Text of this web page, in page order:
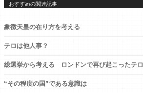
おすすめの関連記事
象徴天皇の在り方を考える
テロは他人事？
総選挙から考える ロンドンで再び起こったテロ
“その程度の国”である意識は